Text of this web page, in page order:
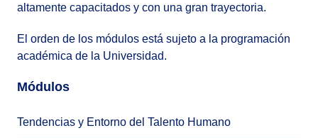
altamente capacitados y con una gran trayectoria.
El orden de los módulos está sujeto a la programación
académica de la Universidad.
Módulos
Tendencias y Entorno del Talento Humano